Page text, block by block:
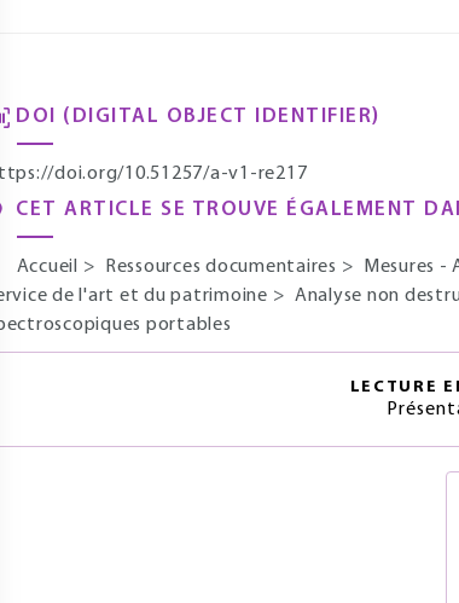
DOI (DIGITAL OBJECT IDENTIFIER)
doi.org/10.51257/a-v1-re217
CET ARTICLE SE TROUVE ÉGALEMENT
Accueil > Ressources documentaires > Mesures -
de l'art et du patrimoine > Analyse non
portables
LECTURE